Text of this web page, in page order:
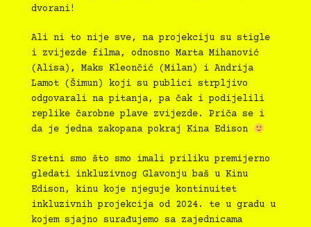
dvorani!
Ali ni to nije sve, na projekciju su stigle
i zvijezde filma, odnosno Marta Mihanović
(Alisa), Maks Kleončić (Milan) i Andrija
Lamot (Šimun) koji su publici strpljivo
odgovarali na pitanja, pa čak i podijelili
replike čarobne plave zvijezde. Priča se i
da je jedna zakopana pokraj Kina Edison
Sretni smo što smo imali priliku premijerno
gledati inkluzivnog Glavonju baš u Kinu
Edison, kinu koje njeguje kontinuitet
inkluzivnih projekcija od 2024. te u gradu u
kojem sjajno surađujemo sa zajednicama